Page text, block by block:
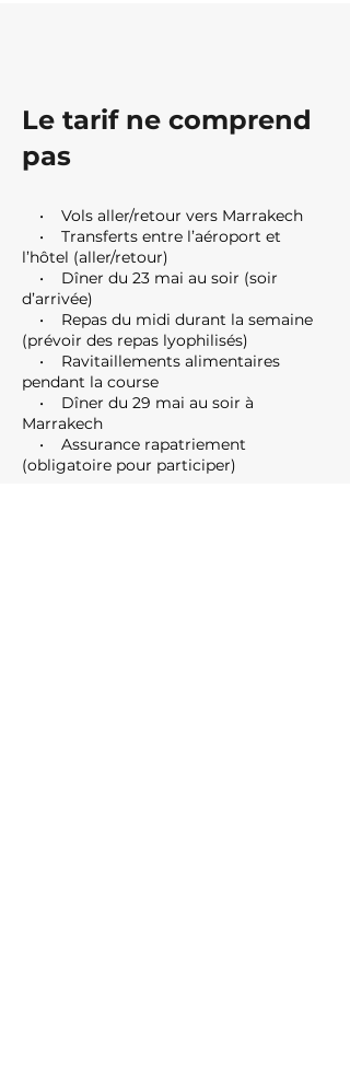
Le tarif ne comprend
pas
• Vols aller/retour vers Marrakech
• Transferts entre l’aéroport et
l’hôtel (aller/retour)
• Dîner du 23 mai au soir (soir
d’arrivée)
• Repas du midi durant la semaine
(prévoir des repas lyophilisés)
• Ravitaillements alimentaires
pendant la course
• Dîner du 29 mai au soir à
Marrakech
• Assurance rapatriement
(obligatoire pour participer)